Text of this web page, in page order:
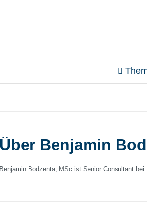
Über Benjamin
Benjamin Bodzenta, MSc ist Senior Consultant